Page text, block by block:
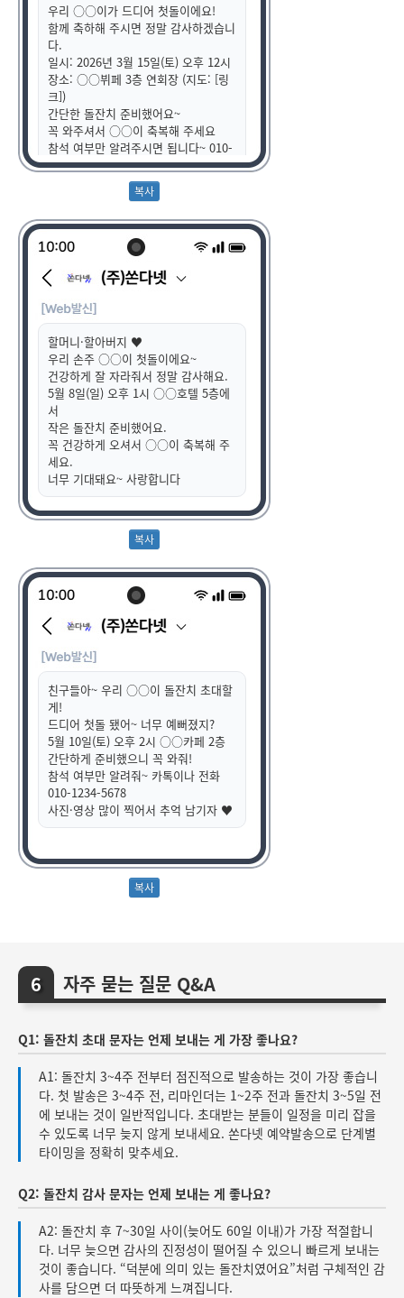
우리 ○○이가 드디어 첫돌이에요!
함께 축하해 주시면 정말 감사하겠습니
다.
일시: 2026년 3월 15일(토) 오후 12시
장소: ○○뷔페 3층 연회장 (지도: [링
크])
간단한 돌잔치 준비했어요~
꼭 와주셔서 ○○이 축복해 주세요
참석 여부만 알려주시면 됩니다~ 010-
1234-5678
청첩장 사진 첨부했어요!
할머니·할아버지 ♥
우리 손주 ○○이 첫돌이에요~
건강하게 잘 자라줘서 정말 감사해요.
5월 8일(일) 오후 1시 ○○호텔 5층에
서
작은 돌잔치 준비했어요.
꼭 건강하게 오셔서 ○○이 축복해 주
세요.
너무 기대돼요~ 사랑합니다
친구들아~ 우리 ○○이 돌잔치 초대할
게!
드디어 첫돌 됐어~ 너무 예뻐졌지?
5월 10일(토) 오후 2시 ○○카페 2층
간단하게 준비했으니 꼭 와줘!
참석 여부만 알려줘~ 카톡이나 전화
010-1234-5678
사진·영상 많이 찍어서 추억 남기자 ♥
자주 묻는 질문 Q&A
Q1: 돌잔치 초대 문자는 언제 보내는 게 가장 좋나요?
A1: 돌잔치 3~4주 전부터 점진적으로 발송하는 것이 가장 좋습니
다. 첫 발송은 3~4주 전, 리마인더는 1~2주 전과 돌잔치 3~5일 전
에 보내는 것이 일반적입니다. 초대받는 분들이 일정을 미리 잡을
수 있도록 너무 늦지 않게 보내세요. 쏜다넷 예약발송으로 단계별
타이밍을 정확히 맞추세요.
Q2: 돌잔치 감사 문자는 언제 보내는 게 좋나요?
A2: 돌잔치 후 7~30일 사이(늦어도 60일 이내)가 가장 적절합니
다. 너무 늦으면 감사의 진정성이 떨어질 수 있으니 빠르게 보내는
것이 좋습니다. “덕분에 의미 있는 돌잔치였어요”처럼 구체적인 감
사를 담으면 더 따뜻하게 느껴집니다.